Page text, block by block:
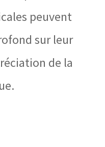
peuvent
sur leur
de la